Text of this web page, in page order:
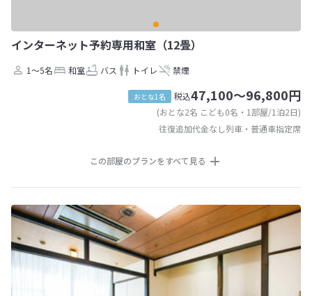
インターネット予約専用和室（12畳）
1～5名 和室 バス トイレ 禁煙
おとな1名 税込47,100～96,800円
(おとな2名 こども0名・1部屋/1泊2日)
往復追加代金なし列車・普通車指定席
この部屋のプランをすべて見る